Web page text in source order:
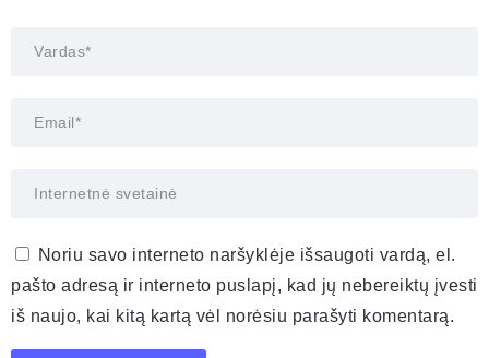
Noriu savo interneto naršyklėje išsaugoti vardą, el.
pašto adresą ir interneto puslapį, kad jų nebereiktų įvesti
iš naujo, kai kitą kartą vėl norėsiu parašyti komentarą.